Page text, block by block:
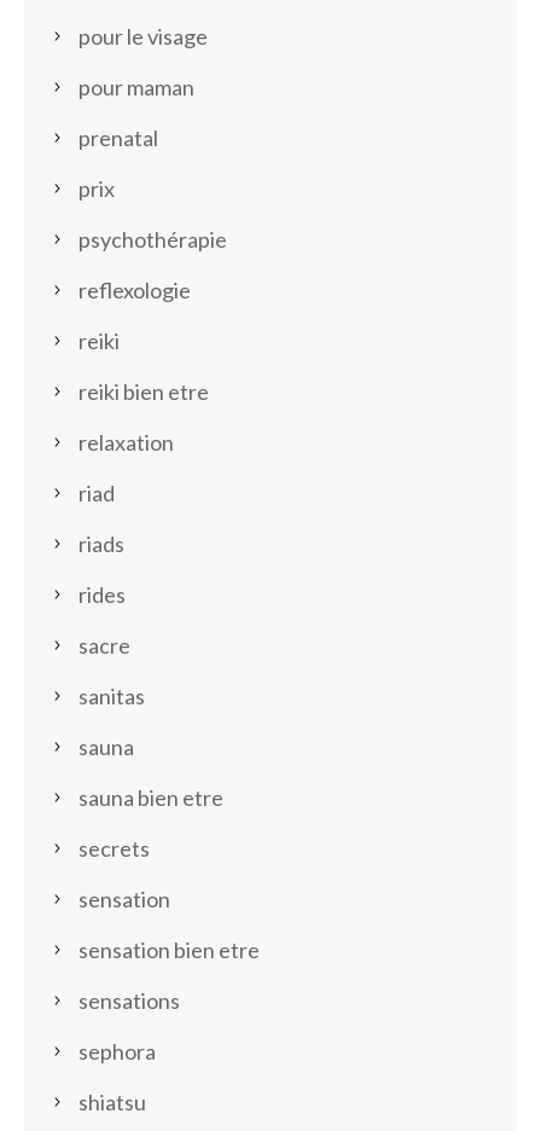
pour le visage
pour maman
prenatal
prix
psychothérapie
reflexologie
reiki
reiki bien etre
relaxation
riad
riads
rides
sacre
sanitas
sauna
sauna bien etre
secrets
sensation
sensation bien etre
sensations
sephora
shiatsu